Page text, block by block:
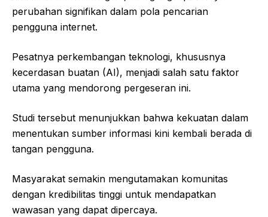
perubahan signifikan dalam pola pencarian
pengguna internet.
Pesatnya perkembangan teknologi, khususnya
kecerdasan buatan (AI), menjadi salah satu faktor
utama yang mendorong pergeseran ini.
Studi tersebut menunjukkan bahwa kekuatan dalam
menentukan sumber informasi kini kembali berada di
tangan pengguna.
Masyarakat semakin mengutamakan komunitas
dengan kredibilitas tinggi untuk mendapatkan
wawasan yang dapat dipercaya.